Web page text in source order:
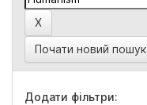
Почати новий пошук
Додати фільтри: